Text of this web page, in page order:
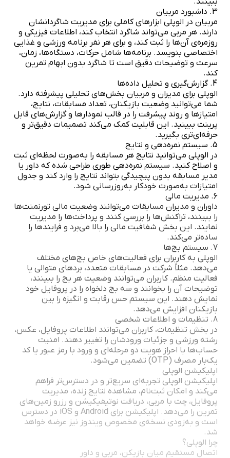
3. داشبورد مربیان
مربیان در الوپلی ابزارهای کاملی برای مدیریت شاگردانشان
دارند. هر مربی می‌تواند شاگرد انتخاب کند، اطلاعات فیزیکی و
روزمره‌ی آن‌ها را ثبت کند، و برای هر نفر برنامه ورزشی و غذایی
اختصاصی بنویسد. برنامه‌ها شامل حرکات، دستگاه‌ها، زمان،
سرعت و توضیحات دقیق است تا شاگرد بدون ابهام تمرین
کند.
4. گزارش‌گیری و تحلیل داده‌ها
الوپلی برای مدیران و مربیان بخش‌های تحلیلی پیشرفته دارد.
شما می‌توانید وضعیت بازیکنان، تعداد مسابقات، نتایج،
امتیازها و روند پیشرفت را در قالب نمودارها و گزارش‌های قابل
پرینت ببینید. این قابلیت کمک می‌کند تصمیمات دقیق‌تر و
حرفه‌ای‌تری بگیرید.
5. سیستم نمره‌دهی و نتایج
در الوپلی می‌توانید نتایج هر مسابقه را به‌صورت لحظه‌ای ثبت
و اصلاح کنید. سیستم نمره‌دهی طوری طراحی شده که داور یا
مدیر مسابقه بدون پیچیدگی بتواند نتایج را وارد کند و جدول
امتیازات به‌صورت خودکار به‌روزرسانی شود.
6. مدیریت مالی
داوران و مدیران مسابقات می‌توانند وضعیت مالی تورنمنت‌ها
را ببینند، تراکنش‌ها را بررسی کنند و پرداخت‌ها را مدیریت
نمایند. این بخش شفافیت مالی را بالا می‌برد و فرایندها را
ساده‌تر می‌کند.
7. سیستم بج‌ها
الوپلی به کاربران برای فعالیت‌های خاص بج‌های مختلف
می‌دهد. مثلاً شرکت در مسابقات متعدد، بردهای متوالی یا
فعالیت منظم. کاربران می‌توانند وضعیت هر بج را ببینند،
توضیحات آن را بخوانند و سه بج دلخواه را در پروفایل خود
نمایش دهند. این سیستم حس رقابت و انگیزه را بین
بازیکنان افزایش می‌دهد.
8. تنظیمات و اطلاعات شخصی
در بخش تنظیمات، کاربران می‌توانند اطلاعات پروفایل، عکس،
رشته ورزشی و جزئیات ورودشان را تغییر دهند. امنیت
حساب‌ها با احراز هویت دو مرحله‌ای و ورود با رمز عبور یا کد
یک‌بار مصرف (OTP) تضمین می‌شود.
اپلیکیشن الوپلی
اپلیکیشن الوپلی تجربه‌ای سریع‌تر و در دسترس‌تر فراهم
می‌کند و امکان ثبت‌نام، مشاهده نتایج زنده، مدیریت
پروفایل، چت با مربی، دریافت نوتیفیکیشن و رزرو زمین‌های
تمرین را می‌دهد. اپلیکیشن برای Android و iOS در دسترس
است و به‌زودی نسخه‌ی مخصوص ویندوز نیز عرضه خواهد
شد.
چرا الوپلی؟
اتصال مستقیم میان بازیکن، مربی و داور